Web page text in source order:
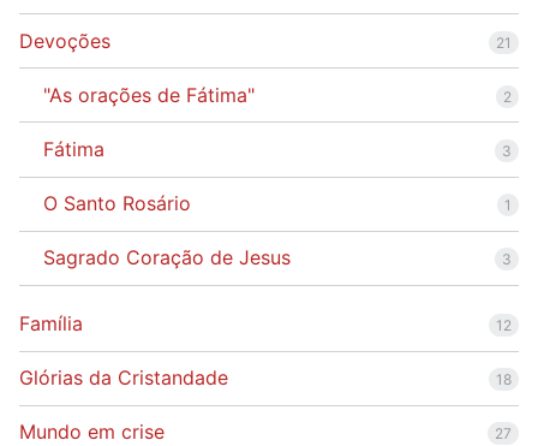
Devoções 21
"As orações de Fátima" 2
Fátima 3
O Santo Rosário 1
Sagrado Coração de Jesus 3
Família 12
Glórias da Cristandade 18
Mundo em crise 27